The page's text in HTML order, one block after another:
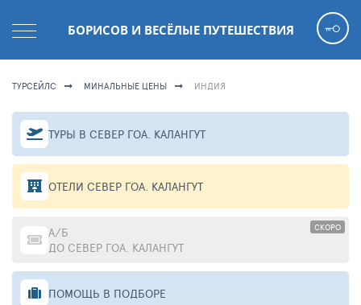
БОРИСОВ И ВЕСЁЛЫЕ ПУТЕШЕСТВИЯ
ТУРСЕЙЛС МИНАЛЬНЫЕ ЦЕНЫ ИНДИЯ
ТУРЫ В СЕВЕР ГОА. КАЛАНГУТ
ОТЕЛИ СЕВЕР ГОА. КАЛАНГУТ
СКОРО
А/Б
ДО СЕВЕР ГОА. КАЛАНГУТ
ПОМОЩЬ В ПОДБОРЕ